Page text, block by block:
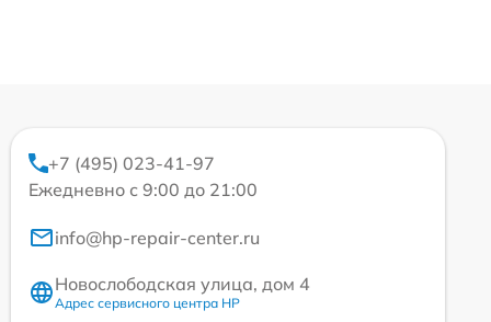
+7 (495) 023-41-97
Ежедневно с 9:00 до 21:00
info@hp-repair-center.ru
Новослободская улица, дом 4
Адрес сервисного центра HP